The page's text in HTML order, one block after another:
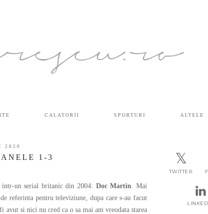
CALATORII SPORTURI ALTELE
2020
1-3
un serial britanic din 2004: Doc Martin . Mai
referinta pentru televiziune, dupa care s-au facut
si nici nu cred ca o sa mai am vreodata starea
TWITTER